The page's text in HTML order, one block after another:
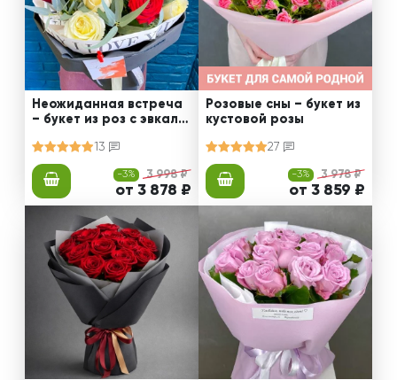
Неожиданная встреча
– букет из роз с эвкали
13
-3% 3 998 ₽
от 3 878 ₽
Розовые сны – букет из
кустовой розы
27
-3% 3 978 ₽
от 3 859 ₽